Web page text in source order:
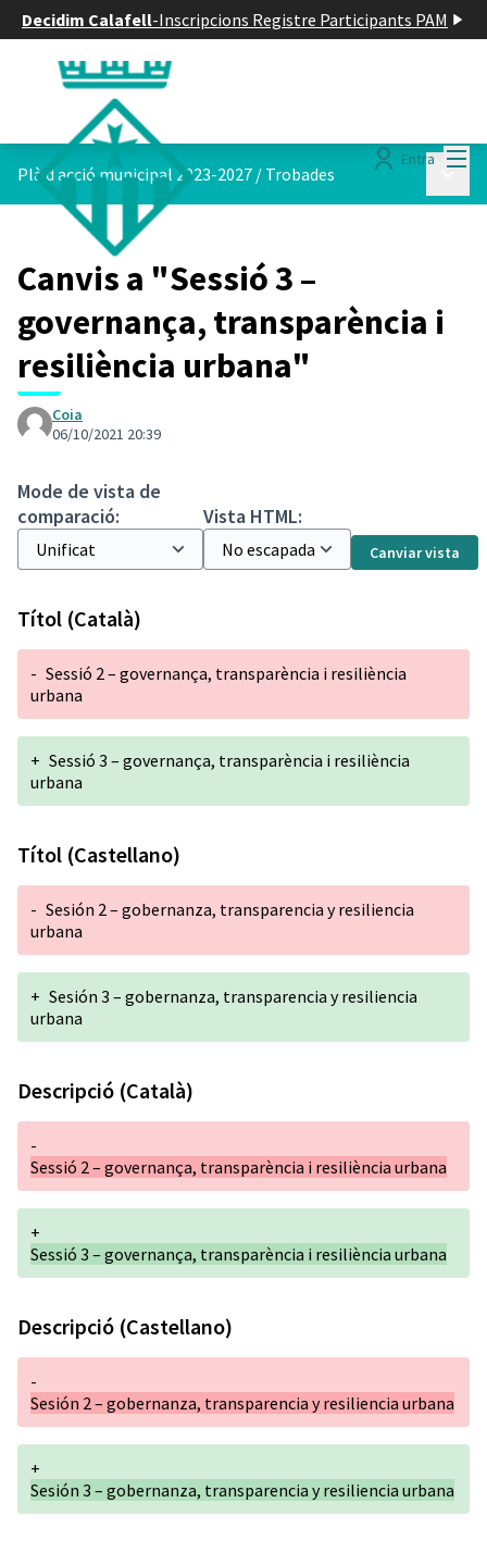
Decidim Calafell-Inscripcions Registre Participants PAM
Entra
Plà d acció municipal 2023-2027 / Trobades
Canvis a "Sessió 3 –
governança, transparència i
resiliència urbana"
Coia
06/10/2021 20:39
Mode de vista de
comparació:
Vista HTML:
Canviar vista
Títol (Català)
- Sessió 2 – governança, transparència i resiliència
urbana
+ Sessió 3 – governança, transparència i resiliència
urbana
Títol (Castellano)
- Sesión 2 – gobernanza, transparencia y resiliencia
urbana
+ Sesión 3 – gobernanza, transparencia y resiliencia
urbana
Descripció (Català)
-
Sessió 2 – governança, transparència i resiliència urbana
+
Sessió 3 – governança, transparència i resiliència urbana
Descripció (Castellano)
-
Sesión 2 – gobernanza, transparencia y resiliencia urbana
+
Sesión 3 – gobernanza, transparencia y resiliencia urbana